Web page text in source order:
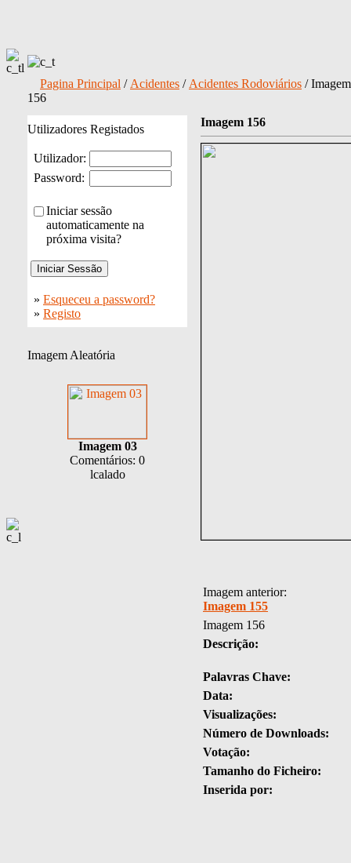
Pagina Principal / Acidentes / Acidentes Rodoviários / Imagem
156
Utilizadores Registados
Utilizador:
Password:
Iniciar sessão
automaticamente na
próxima visita?
» Esqueceu a password?
» Registo
Imagem Aleatória
Imagem 03
Comentários: 0
lcalado
Imagem 156
Imagem anterior:
Imagem 155
Imagem 156
Descrição:
Palavras Chave:
Data:
Visualizações:
Número de Downloads:
Votação:
Tamanho do Ficheiro:
Inserida por: